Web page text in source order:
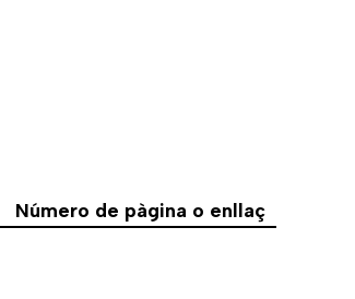
Número de pàgina o enllaç